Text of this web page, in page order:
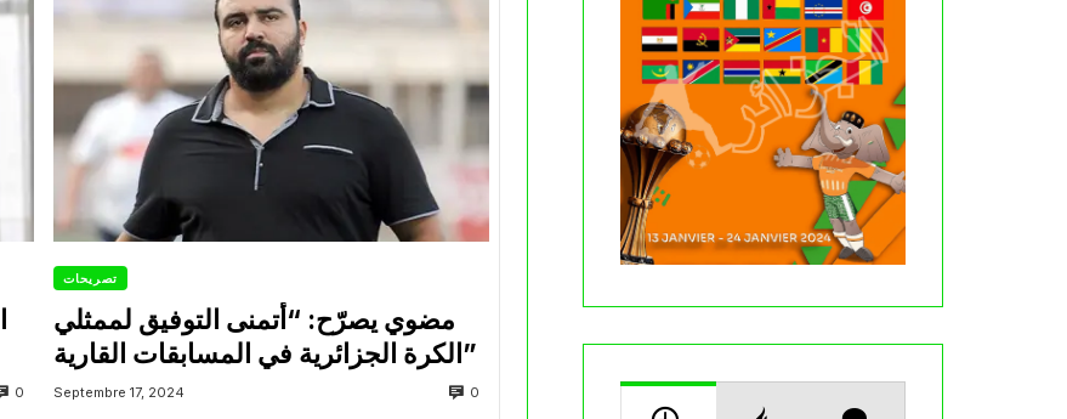
0
تصريحات
مضوي يصرّح: “أتمنى التوفيق لممثلي
الكرة الجزائرية في المسابقات القارية”
Septembre 17, 2024 0